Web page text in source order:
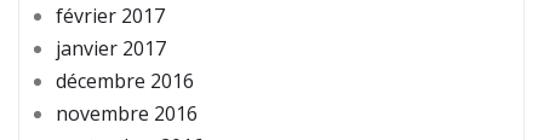
février 2017
janvier 2017
décembre 2016
novembre 2016